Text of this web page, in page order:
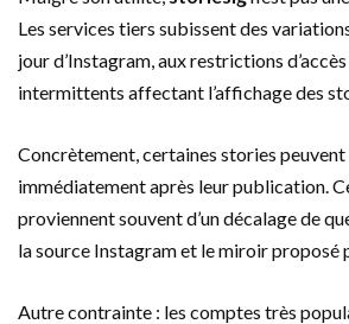
Les services tiers subissent des
jour d’Instagram, aux restrictions
intermittents affectant l’affichage des
Concrètement, certaines stories
immédiatement après leur publication.
proviennent souvent d’un décalage de
la source Instagram et le miroir proposé
Autre contrainte : les comptes très